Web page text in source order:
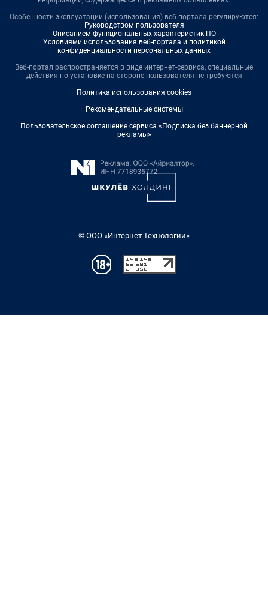
Особенности эксплуатации (использования) веб-портала регулируются:
Руководством пользователя
Описанием функциональных характеристик ПО
Условиями использования веб-портала и политикой
конфиденциальности персональных данных
Веб-портал распространяется в виде интернет-сервиса, специальные
действия по установке на стороне пользователя не требуются
Политика использования cookies
Рекомендательные системы
Пользовательское соглашение сервиса «Подписка без баннерной
рекламы»
© ООО «Интернет Технологии»